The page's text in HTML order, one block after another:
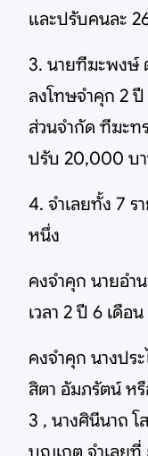
และปรับคนละ
3. นายฑีฆะพงษ์
ลงโทษจำคุก 2
ส่วนจำกัด ฑีฆะท
ปรับ 20,000 บ
4. จำเลยทั้ง 7 ร
หนึ่ง
คงจำคุก นายอำ
เวลา 2 ปี 6 เดือน
คงจำคุก นางปร
สิตา อัมภรัตน์ หรื
3 , นางศินีนาถ โ